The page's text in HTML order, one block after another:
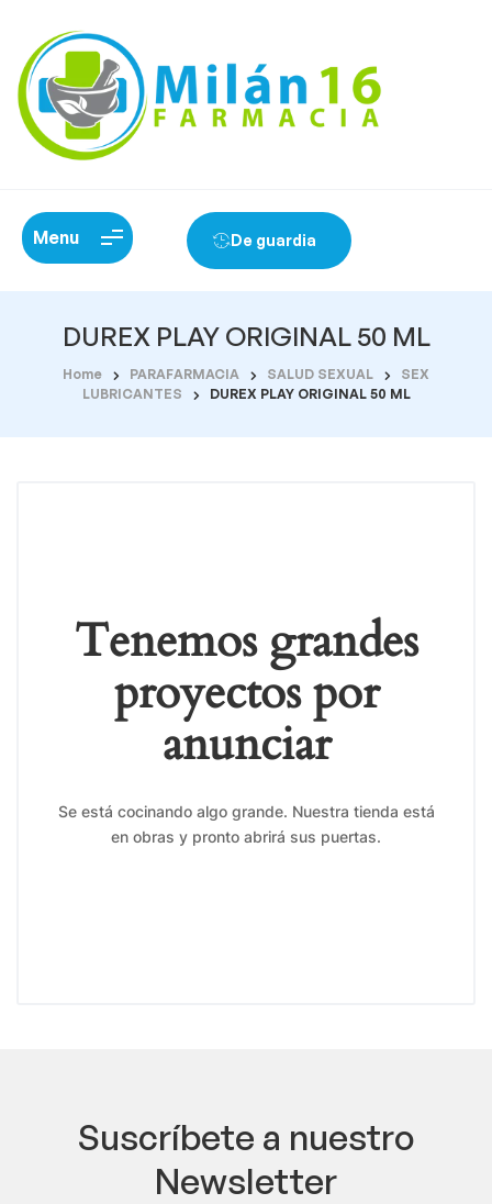
Menu De guardia
DUREX PLAY ORIGINAL 50 ML
Home PARAFARMACIA SALUD SEXUAL
SEX
LUBRICANTES
DUREX PLAY ORIGINAL 50 ML
Tenemos grandes
proyectos por
anunciar
Se está cocinando algo grande. Nuestra tienda está
en obras y pronto abrirá sus puertas.
Suscríbete a nuestro
Newsletter